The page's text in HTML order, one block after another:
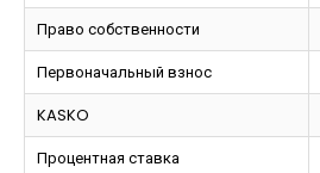
Право собственности
Первоначальный взнос
KASKO
Процентная ставка